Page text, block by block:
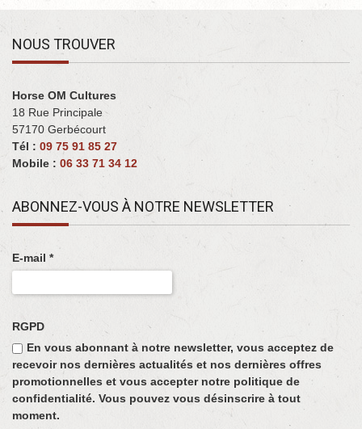
NOUS TROUVER
Horse OM Cultures
18 Rue Principale
57170 Gerbécourt ‎
Tél : 09 75 91 85 27
Mobile : 06 33 71 34 12
ABONNEZ-VOUS À NOTRE NEWSLETTER
E-mail *
RGPD
En vous abonnant à notre newsletter, vous acceptez de
recevoir nos dernières actualités et nos dernières offres
promotionnelles et vous accepter notre politique de
confidentialité. Vous pouvez vous désinscrire à tout
moment.